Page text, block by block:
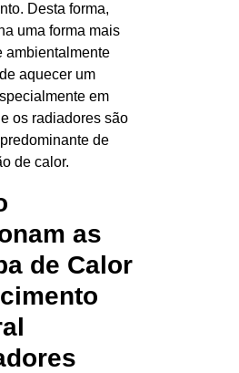
Desta forma,
uma forma mais
ambientalmente
aquecer um
em
os radiadores são
de
de calor.
as
de Calor